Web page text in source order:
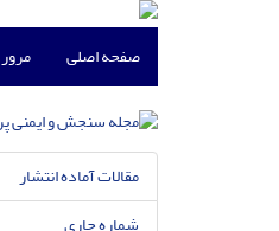
صفحه اصلی مرور
مقالات آماده انتشار
شماره جاری